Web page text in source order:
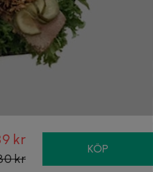
kr
kr
KÖP